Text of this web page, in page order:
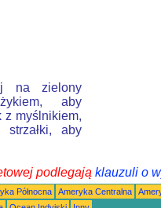
na zielony
aby
z myślnikiem,
aby
podlegają klauzuli o
Północna Ameryka Centralna